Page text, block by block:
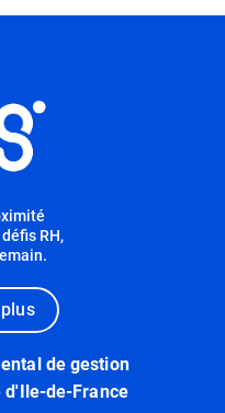
RH,
de gestion
d'Ile-de-France